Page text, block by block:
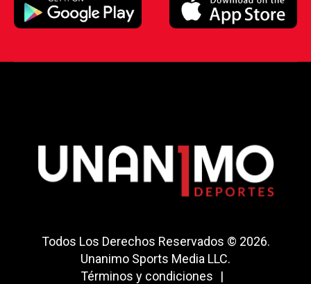
Todos Los Derechos Reservados © 2026.
Unanimo Sports Media LLC.
Términos y condiciones